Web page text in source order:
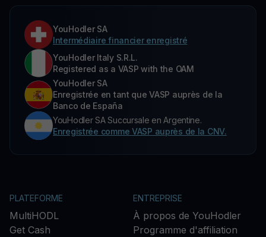
YouHodler SA
Intermédiaire financier enregistré
YouHodler Italy S.R.L.
Registered as a VASP with the OAM
YouHodler SA
Enregistrée en tant que VASP auprès de la
Banco de España
YouHodler SA Succursale en Argentine.
Enregistrée comme VASP auprès de la CNV.
PLATEFORME
MultiHODL
Get Cash
ENTREPRISE
À propos de YouHodler
Programme d'affiliation